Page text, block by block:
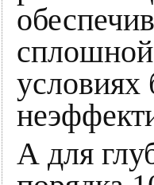
условиях
А для